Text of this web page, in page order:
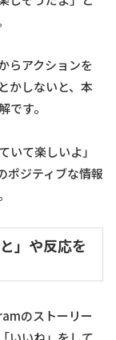
らアクションを
かしないと、本
です。
いて楽しいよ」
ポジティブな情報
」や反応を
のストーリー